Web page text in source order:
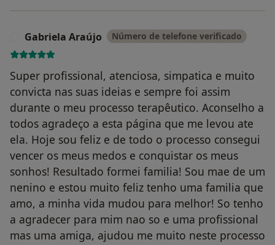
Gabriela Araújo Número de telefone verificado
Super profissional, atenciosa, simpatica e muito
convicta nas suas ideias e sempre foi assim
durante o meu processo terapêutico. Aconselho a
todos agradeço a esta página que me levou ate
ela. Hoje sou feliz e de todo o processo consegui
vencer os meus medos e conquistar os meus
sonhos! Resultado formei familia! Sou mae de um
nenino e estou muito feliz tenho uma familia que
amo, a minha vida mudou para melhor! So tenho
a agradecer para mim nao so e uma profissional
mas uma amiga, ajudou me muito neste processo